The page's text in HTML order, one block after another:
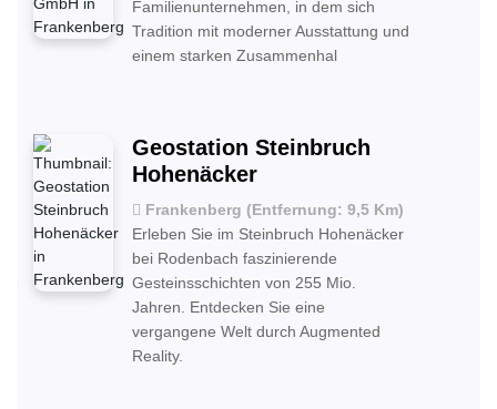
Familienunternehmen, in dem sich
Tradition mit moderner Ausstattung und
einem starken Zusammenhal
Geostation Steinbruch
Hohenäcker
Frankenberg (Entfernung: 9,5 Km)
Erleben Sie im Steinbruch Hohenäcker
bei Rodenbach faszinierende
Gesteinsschichten von 255 Mio.
Jahren. Entdecken Sie eine
vergangene Welt durch Augmented
Reality.